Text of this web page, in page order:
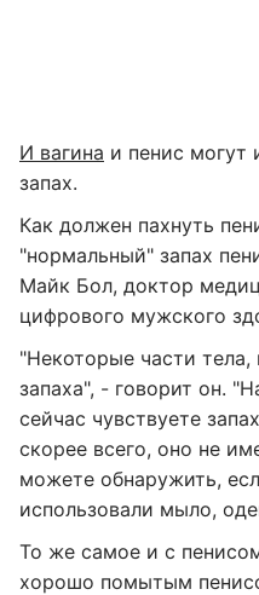
И вагина и пенис могут
запах.
Как должен пахнуть
"нормальный" запах
Майк Бол, доктор
цифрового мужского
"Некоторые части
запаха", - говорит он.
сейчас чувствуете
скорее всего, оно не
можете обнаружить,
использовали мыло,
То же самое и с
хорошо помытым